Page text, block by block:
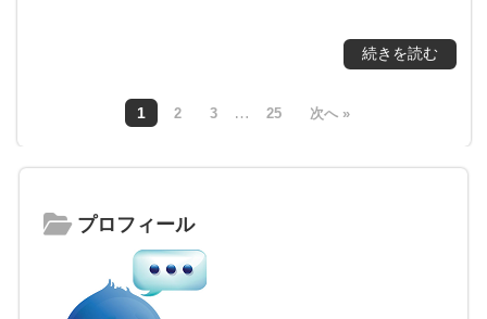
続きを読む
1 2 3 … 25 次へ »
プロフィール